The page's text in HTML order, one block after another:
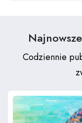
Codziennie